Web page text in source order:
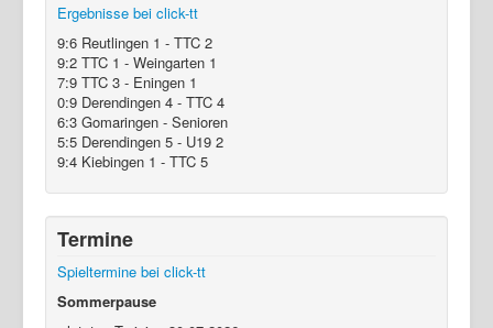
Mannschaften
Berichte
Bilder
Links
Archiv
Ergebnisse bei click-tt
9:6 Reutlingen 1 - TTC 2
9:2 TTC 1 - Weingarten 1
7:9 TTC 3 - Eningen 1
0:9 Derendingen 4 - TTC 4
6:3 Gomaringen - Senioren
5:5 Derendingen 5 - U19 2
9:4 Kiebingen 1 - TTC 5
Termine
Spieltermine bei click-tt
Sommerpause